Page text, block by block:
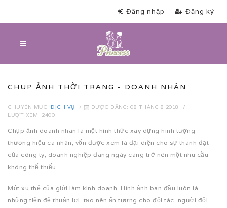
Đăng nhập Đăng ký
CHUP ẢNH THỜI TRANG - DOANH NHÂN
CHUYÊN MỤC: DỊCH VỤ
ĐƯỢC ĐĂNG: 08 THÁNG 8 2018
LƯỢT XEM: 2400
Chụp ảnh doanh nhân là một hình thức xây dựng hình tượng
thương hiệu cá nhân, vốn được xem là đại diện cho sự thành đạt
của công ty, doanh nghiệp đang ngày càng trở nên một nhu cầu
không thể thiếu
Một xu thế của giới làm kinh doanh. Hình ảnh ban đầu luôn là
những tiền đề thuận lợi, tạo nên ấn tượng cho đối tác, người đối